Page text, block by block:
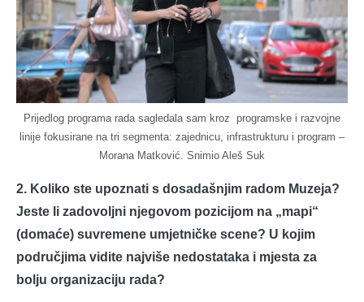
Prijedlog programa rada sagledala sam kroz programske i razvojne
linije fokusirane na tri segmenta: zajednicu, infrastrukturu i program –
Morana Matković. Snimio Aleš Suk
2. Koliko ste upoznati s dosadašnjim radom Muzeja?
Jeste li zadovoljni njegovom pozicijom na „mapi“
(domaće) suvremene umjetničke scene? U kojim
područjima vidite najviše nedostataka i mjesta za
bolju organizaciju rada?